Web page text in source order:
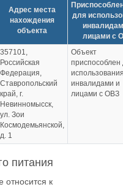
Адрес места
нахождения
объекта
для
лицами с
357101,
Российская
Федерация,
Ставропольский
край, г.
Невинномысск,
ул. Зои
Космодемьянской,
д. 1
Объект
приспособлен
инвалидами и
лицами с ОВЗ
питания
относится к